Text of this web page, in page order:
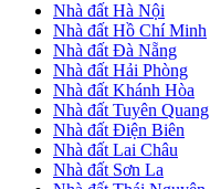
Nhà đất Hà Nội
Nhà đất Hồ Chí Minh
Nhà đất Đà Nẵng
Nhà đất Hải Phòng
Nhà đất Khánh Hòa
Nhà đất Tuyên Quang
Nhà đất Điện Biên
Nhà đất Lai Châu
Nhà đất Sơn La